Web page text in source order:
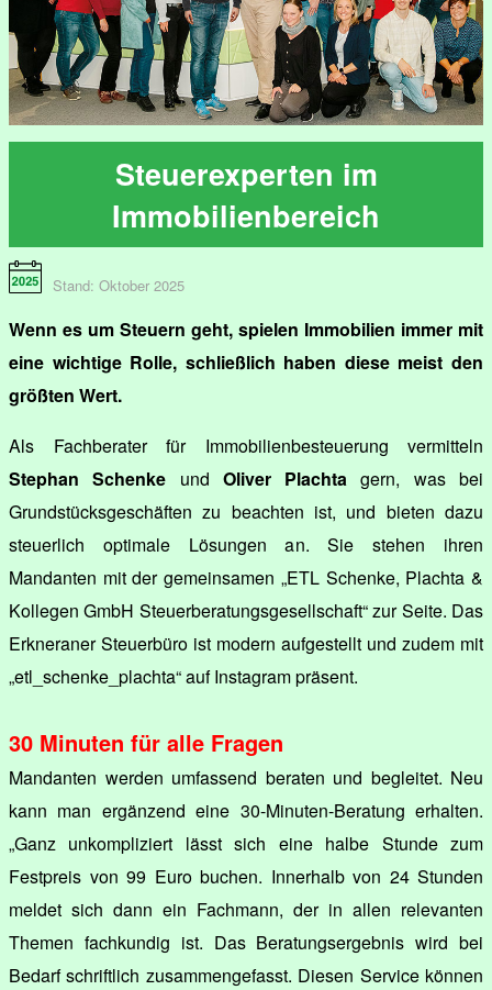
Steuerexperten im
Immobilienbereich
Stand: Oktober 2025
Wenn es um Steuern geht, spielen Immobilien immer mit
eine wichtige Rolle, schließlich haben diese meist den
größten Wert.
Als Fachberater für Immobilienbesteuerung vermitteln
Stephan Schenke und Oliver Plachta gern, was bei
Grundstücksgeschäften zu beachten ist, und bieten dazu
steuerlich optimale Lösungen an. Sie stehen ihren
Mandanten mit der gemeinsamen „ETL Schenke, Plachta &
Kollegen GmbH Steuerberatungsgesellschaft“ zur Seite. Das
Erkneraner Steuerbüro ist modern aufgestellt und zudem mit
„etl_schenke_plachta“ auf Instagram präsent.
30 Minuten für alle Fragen
Mandanten werden umfassend beraten und begleitet. Neu
kann man ergänzend eine 30-Minuten-Beratung erhalten.
„Ganz unkompliziert lässt sich eine halbe Stunde zum
Festpreis von 99 Euro buchen. Innerhalb von 24 Stunden
meldet sich dann ein Fachmann, der in allen relevanten
Themen fachkundig ist. Das Beratungsergebnis wird bei
Bedarf schriftlich zusammengefasst. Diesen Service können